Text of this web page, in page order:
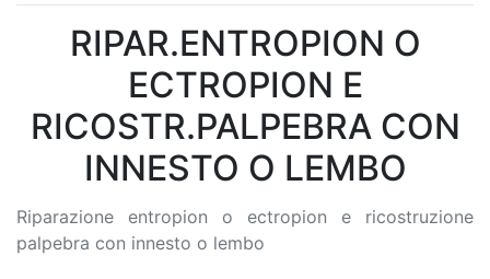
RIPAR.ENTROPION O
ECTROPION E
RICOSTR.PALPEBRA CON
INNESTO O LEMBO
Riparazione entropion o ectropion e ricostruzione
palpebra con innesto o lembo